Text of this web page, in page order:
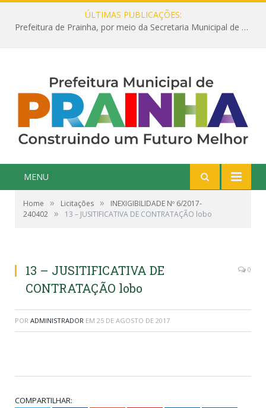
ÚLTIMAS PUBLICAÇÕES:
Prefeitura de Prainha, por meio da Secretaria Municipal de Educação, abre 354 vagas na área da Educação para 2025 com processo seletivo simplificado
MENU
Home » Licitações »
INEXIGIBILIDADE Nº 6/2017-
240402 » 13 – JUSITIFICATIVA DE CONTRATAÇÃO lobo
13 – JUSITIFICATIVA DE
CONTRATAÇÃO lobo
0
POR ADMINISTRADOR EM 25 DE AGOSTO DE 2017
COMPARTILHAR: